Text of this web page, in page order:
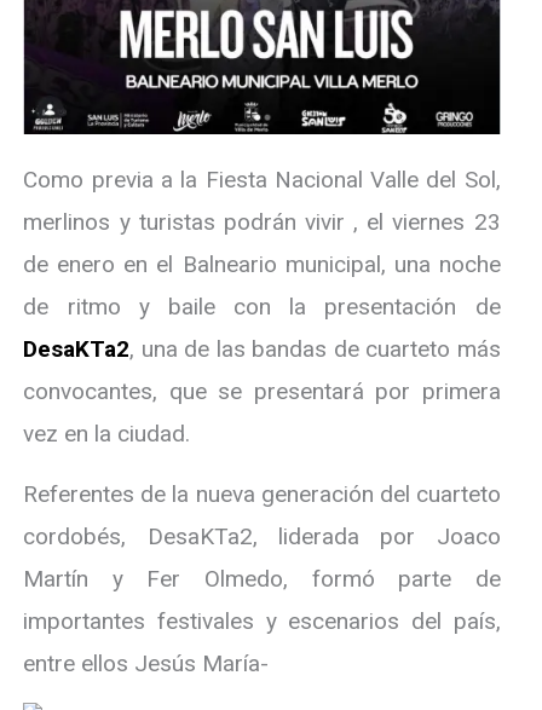
Como previa a la Fiesta Nacional Valle del Sol,
merlinos y turistas podrán vivir , el viernes 23
de enero en el Balneario municipal, una noche
de ritmo y baile con la presentación de
DesaKTa2, una de las bandas de cuarteto más
convocantes, que se presentará por primera
vez en la ciudad.
Referentes de la nueva generación del cuarteto
cordobés, DesaKTa2, liderada por Joaco
Martín y Fer Olmedo, formó parte de
importantes festivales y escenarios del país,
entre ellos Jesús María-